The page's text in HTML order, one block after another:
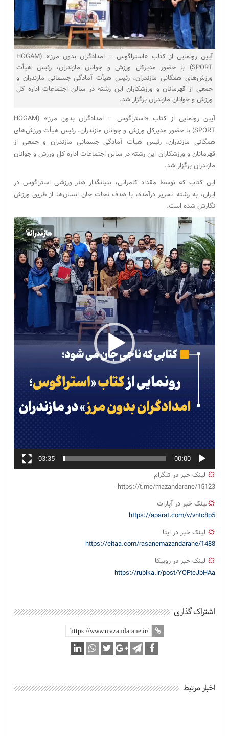
آیین رونمایی از کتاب «استراگوس – امدادگران بدون مرز» (HOGAM
SPORT) با حضور مدیرکل ورزش و جوانان مازندران، رئیس هیأت
ورزش‌های همگانی مازندران، رئیس هیأت آمادگی جسمانی مازندران و
جمعی از قهرمانان و ورزشکاران این رشته در سالن اجتماعات اداره کل
ورزش و جوانان مازندران برگزار شد.
آیین رونمایی از کتاب «استراگوس – امدادگران بدون مرز» (HOGAM
SPORT) با حضور مدیرکل ورزش و جوانان مازندران، رئیس هیأت ورزش‌های
همگانی مازندران، رئیس هیأت آمادگی جسمانی مازندران و جمعی از
قهرمانان و ورزشکاران این رشته در سالن اجتماعات اداره کل ورزش و جوانان
مازندران برگزار شد.
این کتاب که توسط مقداد کامرانی، بنیانگذار هنر ورزشی استراگوس در
ایران، به رشته تحریر درآمده، با هدف نجات جان انسان‌ها از طریق ورزش
نگارش شده است.
نمایشگر
ویدیو
00:00
03:35
لینک خبر در تلگرام
https://t.me/mazandarane/15123
لینک خبر در آپارات
https://aparat.com/v/vntc8p5
لینک خبر در ایتا
https://eitaa.com/rasanemazandarane/1488
لینک خبر در روبیکا
https://rubika.ir/post/YOFteJbHAa
اشتراک گذاری
اخبار مرتبط